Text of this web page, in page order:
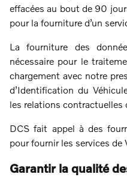
effacées au bout de 90
pour la fourniture d’un
La fourniture des
nécessaire pour le
chargement avec notre
d’Identification du
les relations contractuelles
DCS fait appel à des
pour fournir les services de
Garantir la qualité